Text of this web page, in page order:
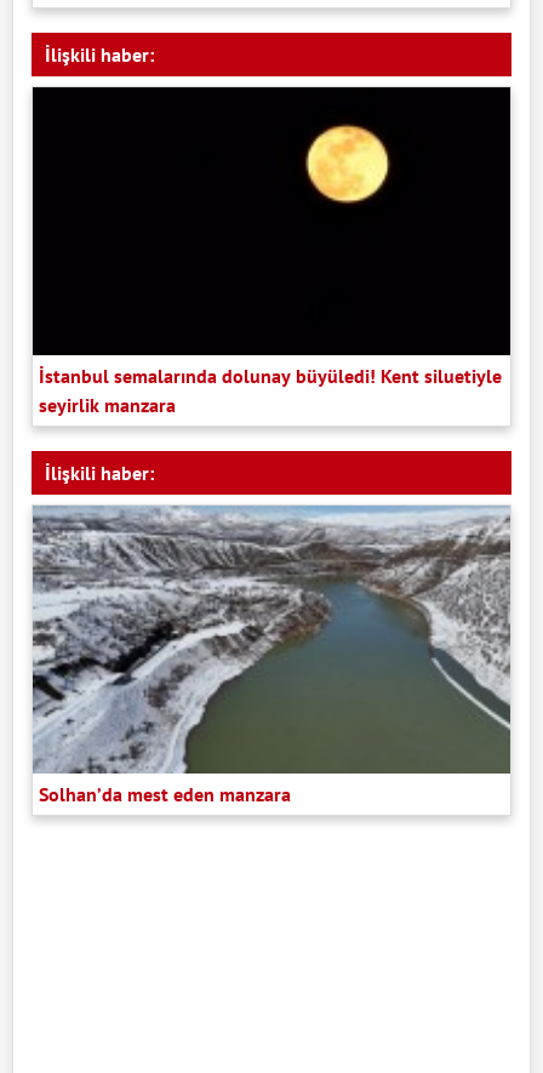
İlişkili haber:
İstanbul semalarında dolunay büyüledi! Kent siluetiyle
seyirlik manzara
İlişkili haber:
Solhan’da mest eden manzara